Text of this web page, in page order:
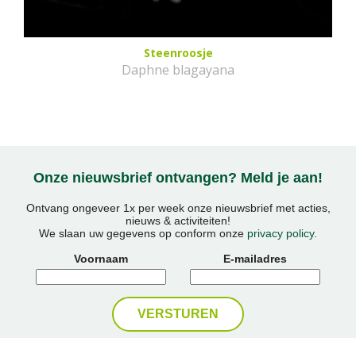
Steenroosje
Daphne blagayana
Onze nieuwsbrief ontvangen? Meld je aan!
Ontvang ongeveer 1x per week onze nieuwsbrief met acties,
nieuws & activiteiten!
We slaan uw gegevens op conform onze privacy policy.
Voornaam
E-mailadres